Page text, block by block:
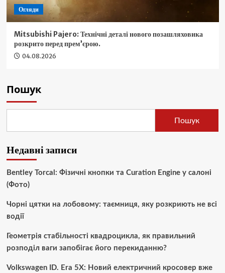
Огляди
Mitsubishi Pajero: Технічні деталі нового позашляховика
розкрито перед прем’єрою.
04.08.2026
Пошук
Пошук
Недавні записи
Bentley Torcal: Фізичні кнопки та Curation Engine у салоні
(Фото)
Чорні цятки на лобовому: таємниця, яку розкриють не всі
водії
Геометрія стабільності квадроцикла, як правильний
розподіл ваги запобігає його перекиданню?
Volkswagen ID. Era 5X: Новий електричний кросовер вже